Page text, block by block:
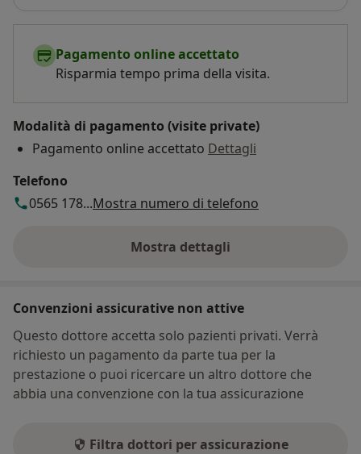
Pagamento online accettato
Risparmia tempo prima della visita.
Modalità di pagamento (visite private)
Pagamento online accettato Dettagli
Telefono
0565 178...Mostra numero di telefono
Mostra dettagli
sull'indirizzo
Convenzioni assicurative non attive
Questo dottore accetta solo pazienti privati. Verrà
richiesto un pagamento da parte tua per la
prestazione o puoi ricercare un altro dottore che
abbia una convenzione con la tua assicurazione
Filtra dottori per assicurazione